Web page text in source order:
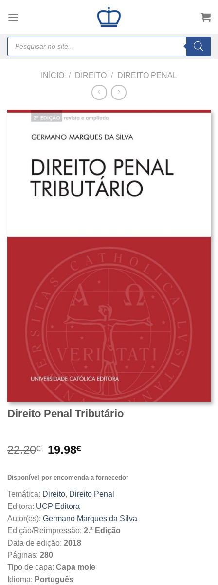
Products
search
INÍCIO / DIREITO / DIREITO PENAL
Direito Penal Tributário
22.20€
O
original
22.20€.
19.98€O
atual
19.98€.
Disponível por encomenda a fornecedor
Temática: Direito, Direito Penal
Editora: UCP Editora
Autor(es): Germano Marques da Silva
Edição/Reimpressão: 2.ª Edição
Data de edição: 2018
Páginas: 280
Tipo de capa: Capa mole
Idioma: Português